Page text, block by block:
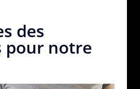
des
pour notre